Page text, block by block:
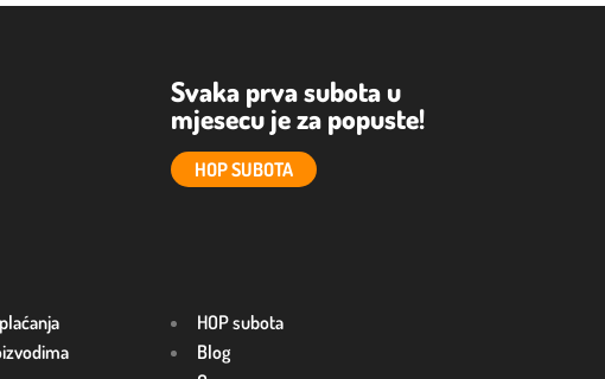
Svaka prva subota u
mjesecu je za popuste!
HOP SUBOTA
HOP subota
Blog